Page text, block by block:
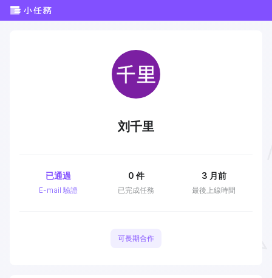
刘千里
E-mail 驗證
已通過
已完成任務
0 件
最後上線時間
3 月前
可長期合作